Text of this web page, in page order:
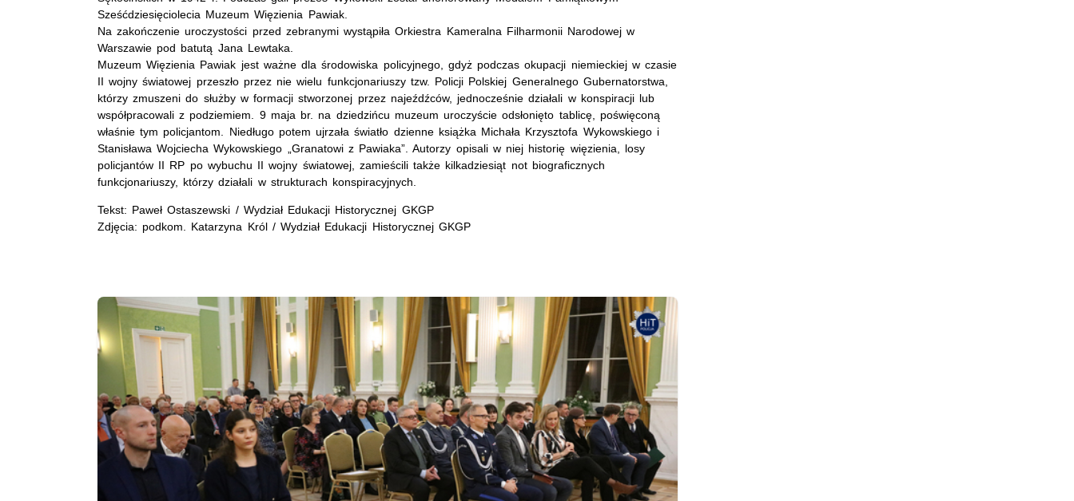
Sześćdziesięciolecia Muzeum Więzienia Pawiak.
Na zakończenie uroczystości przed zebranymi wystąpiła Orkiestra Kameralna Filharmonii Narodowej w
Warszawie pod batutą Jana Lewtaka.
Muzeum Więzienia Pawiak jest ważne dla środowiska policyjnego, gdyż podczas okupacji niemieckiej w czasie
II wojny światowej przeszło przez nie wielu funkcjonariuszy tzw. Policji Polskiej Generalnego Gubernatorstwa,
którzy zmuszeni do służby w formacji stworzonej przez najeźdźców, jednocześnie działali w konspiracji lub
współpracowali z podziemiem. 9 maja br. na dziedzińcu muzeum uroczyście odsłonięto tablicę, poświęconą
właśnie tym policjantom. Niedługo potem ujrzała światło dzienne książka Michała Krzysztofa Wykowskiego i
Stanisława Wojciecha Wykowskiego „Granatowi z Pawiaka”. Autorzy opisali w niej historię więzienia, losy
policjantów II RP po wybuchu II wojny światowej, zamieścili także kilkadziesiąt not biograficznych
funkcjonariuszy, którzy działali w strukturach konspiracyjnych.
Tekst: Paweł Ostaszewski / Wydział Edukacji Historycznej GKGP
Zdjęcia: podkom. Katarzyna Król / Wydział Edukacji Historycznej GKGP